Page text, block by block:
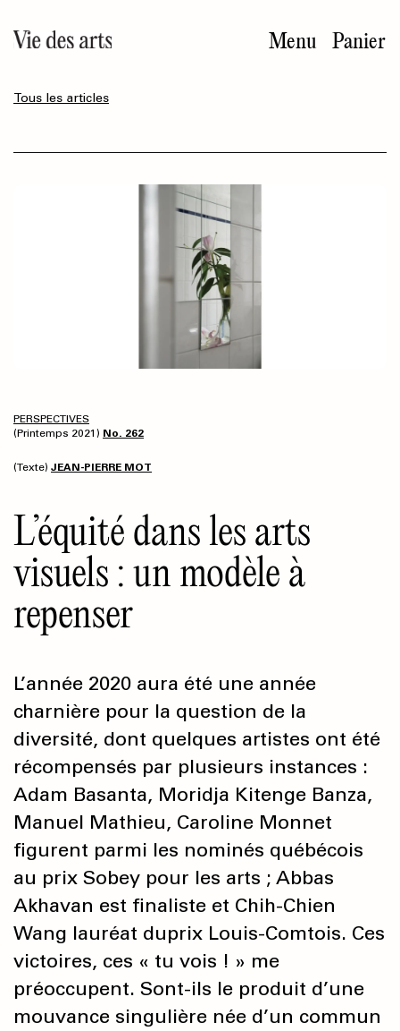
au
contenu
Menu Panier
Tous les articles
PERSPECTIVES
(Printemps 2021) No. 262
(Texte) JEAN-PIERRE MOT
L’équité dans les arts
visuels : un modèle à
repenser
L’année 2020 aura été une année
charnière pour la question de la
diversité, dont quelques artistes ont été
récompensés par plusieurs instances :
Adam Basanta, Moridja Kitenge Banza,
Manuel Mathieu, Caroline Monnet
figurent parmi les nominés québécois
au prix Sobey pour les arts ; Abbas
Akhavan est finaliste et Chih-Chien
Wang lauréat duprix Louis-Comtois. Ces
victoires, ces « tu vois ! » me
préoccupent. Sont-ils le produit d’une
mouvance singulière née d’un commun